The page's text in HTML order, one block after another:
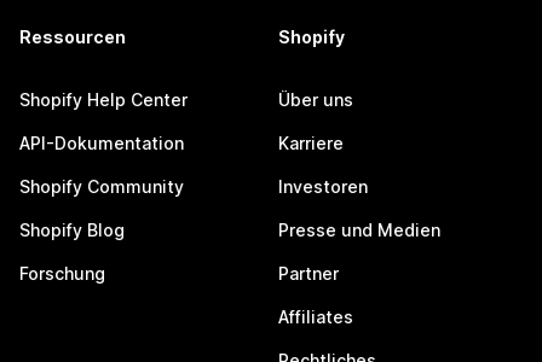
Ressourcen
Shopify Help Center
API-Dokumentation
Shopify Community
Shopify Blog
Forschung
Shopify
Über uns
Karriere
Investoren
Presse und Medien
Partner
Affiliates